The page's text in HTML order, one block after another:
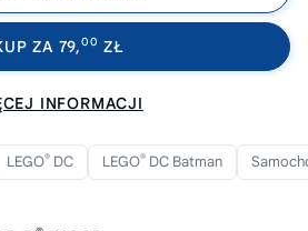
ZA 79,00 ZŁ
INFORMACJI
LEGO® DC LEGO® DC Batman